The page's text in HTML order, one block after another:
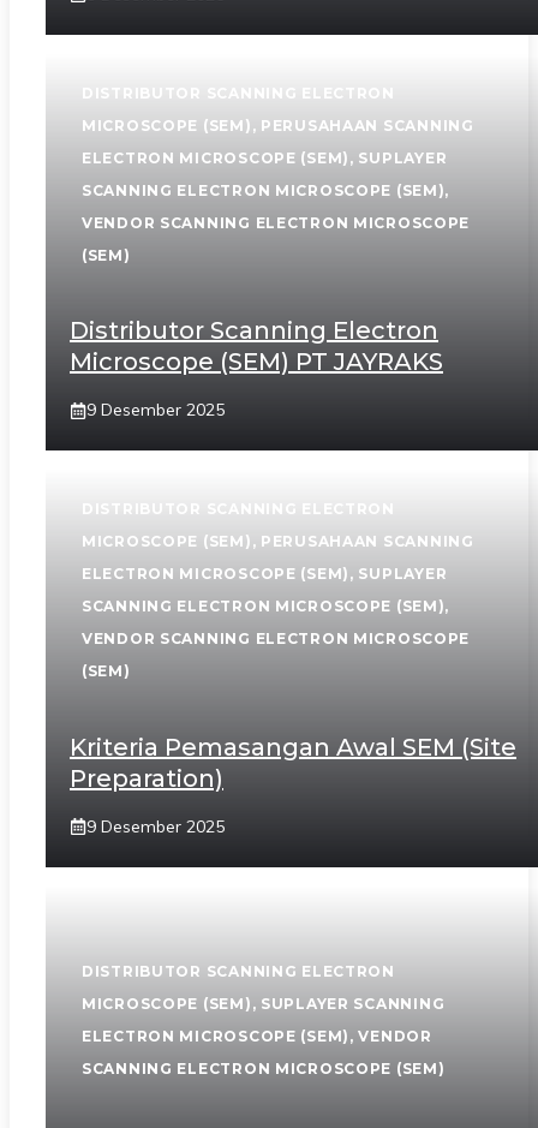
DISTRIBUTOR SCANNING ELECTRON
MICROSCOPE (SEM) , PERUSAHAAN SCANNING
ELECTRON MICROSCOPE (SEM) , SUPLAYER
SCANNING ELECTRON MICROSCOPE (SEM),
VENDOR SCANNING ELECTRON MICROSCOPE
(SEM)
Distributor Scanning Electron
Microscope (SEM) PT JAYRAKS
9 Desember 2025
DISTRIBUTOR SCANNING ELECTRON
MICROSCOPE (SEM) , PERUSAHAAN SCANNING
ELECTRON MICROSCOPE (SEM) , SUPLAYER
SCANNING ELECTRON MICROSCOPE (SEM),
VENDOR SCANNING ELECTRON MICROSCOPE
(SEM)
Kriteria Pemasangan Awal SEM (Site
Preparation)
9 Desember 2025
DISTRIBUTOR SCANNING ELECTRON
MICROSCOPE (SEM) , SUPLAYER SCANNING
ELECTRON MICROSCOPE (SEM) ,VENDOR
SCANNING ELECTRON MICROSCOPE (SEM)